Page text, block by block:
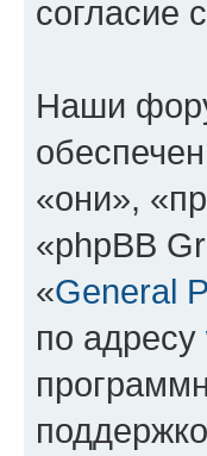
согласие
Наши
«они»,
«phpBB
«General
по адресу